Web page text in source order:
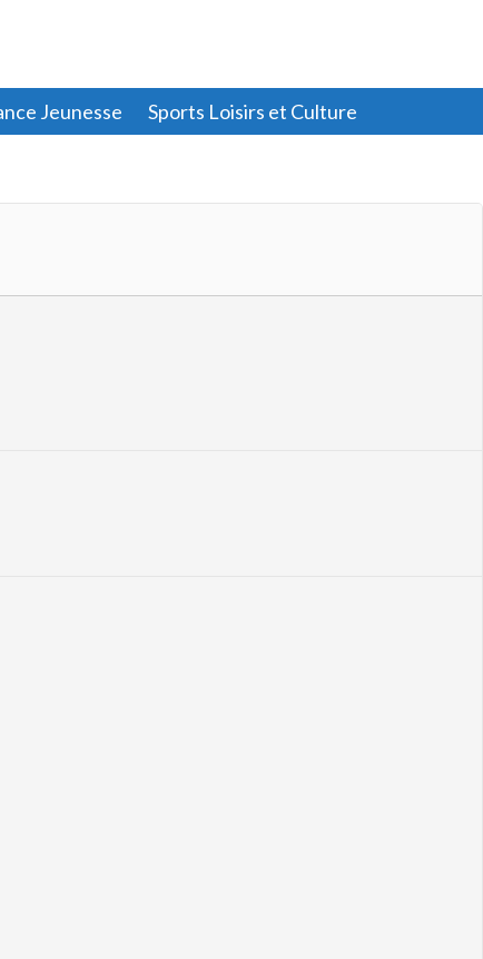
Jeunesse Sports Loisirs et Culture